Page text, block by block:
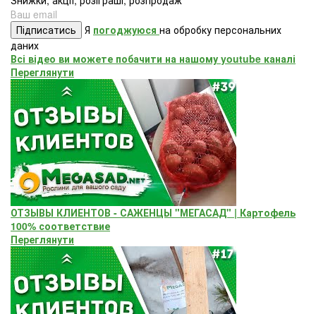
Підписатись Я погоджуюся на обробку персональних
даних
Всі відео ви можете побачити на нашому youtube каналі
Переглянути
ОТЗЫВЫ КЛИЕНТОВ - САЖЕНЦЫ "МЕГАСАД" | Картофель
100% соответствие
Переглянути